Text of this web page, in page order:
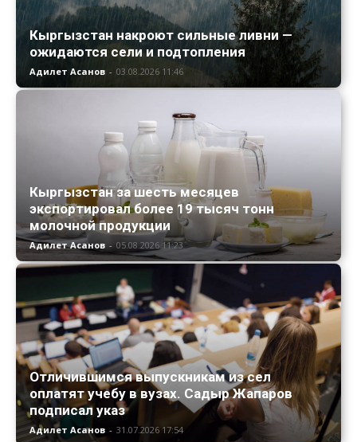
Кыргызстан накроют сильные ливни —
ожидаются сели и подтопления
Адилет Асанов - 03.08.2026 11:46
Кыргызстан за шесть месяцев
экспортировал более 19 тысяч тонн
молочной продукции
Адилет Асанов - 05.08.2026 11:23
Отличившимся выпускникам из сел
оплатят учебу в вузах. Садыр Жапаров
подписал указ
Адилет Асанов - 31.07.2026 17:54